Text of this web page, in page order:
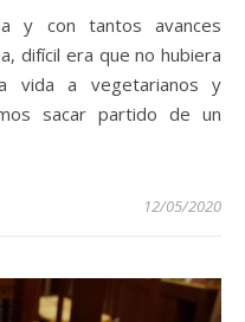
difícil era que no hubiera
vida a vegetarianos y
sacar partido de un
12/05/2020